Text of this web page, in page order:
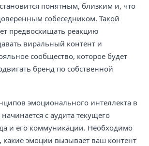
понятным, близким и, что
собеседником. Такой
предвосхищать реакцию
виральный контент и
сообщество, которое будет
бренд по собственной
эмоционального интеллекта в
с аудита текущего
и его коммуникации. Необходимо
какие эмоции вызывает ваш контент